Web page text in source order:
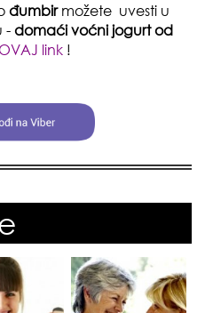
đumbir možete uvesti u
- domaći voćni jogurt od
OVAJ link !